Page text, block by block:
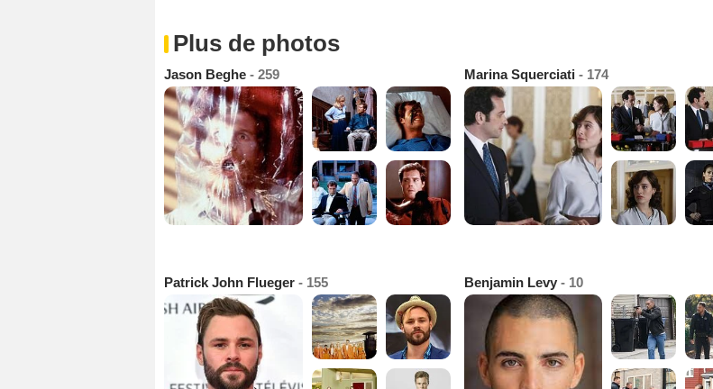
Plus de photos
Jason Beghe - 259 Marina Squerciati - 174
Patrick John Flueger - 155 Benjamin Levy - 10